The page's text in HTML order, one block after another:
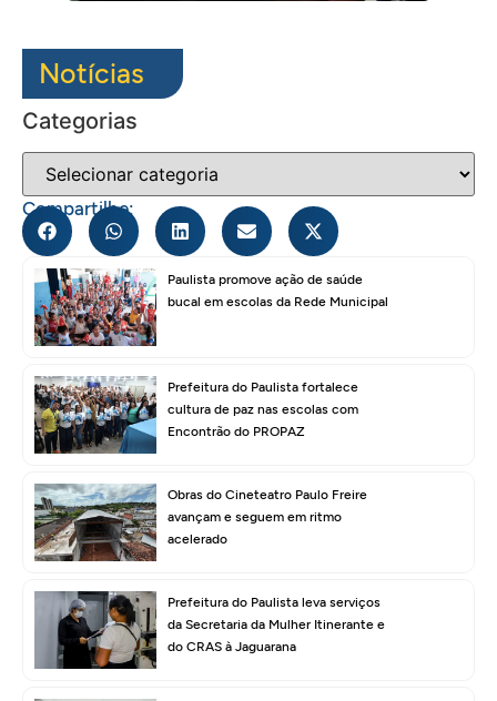
Notícias
Categorias
Compartilhe:
Paulista promove ação de saúde
bucal em escolas da Rede Municipal
Prefeitura do Paulista fortalece
cultura de paz nas escolas com
Encontrão do PROPAZ
Obras do Cineteatro Paulo Freire
avançam e seguem em ritmo
acelerado
Prefeitura do Paulista leva serviços
da Secretaria da Mulher Itinerante e
do CRAS à Jaguarana